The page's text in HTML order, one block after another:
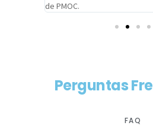
de PMOC.
Perguntas
FAQ